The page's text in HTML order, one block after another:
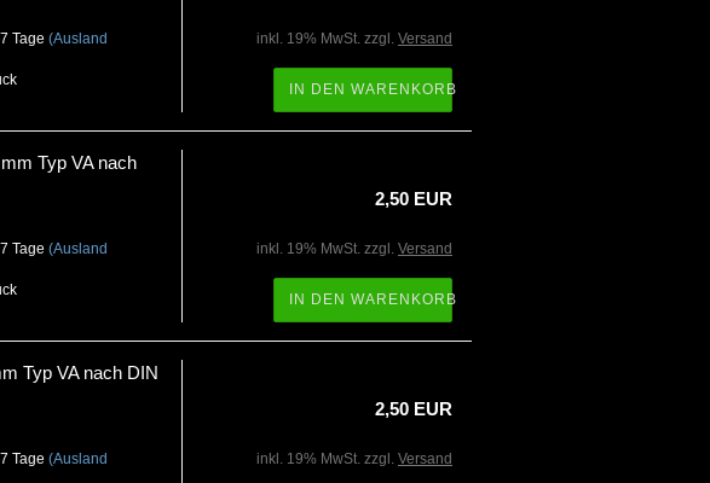
Tage (Ausland
inkl. 19% MwSt. zzgl. Versand
IN DEN WARENKORB
Typ VA nach
Tage (Ausland
2,50 EUR
inkl. 19% MwSt. zzgl. Versand
IN DEN WARENKORB
Typ VA nach DIN
Tage (Ausland
2,50 EUR
inkl. 19% MwSt. zzgl. Versand